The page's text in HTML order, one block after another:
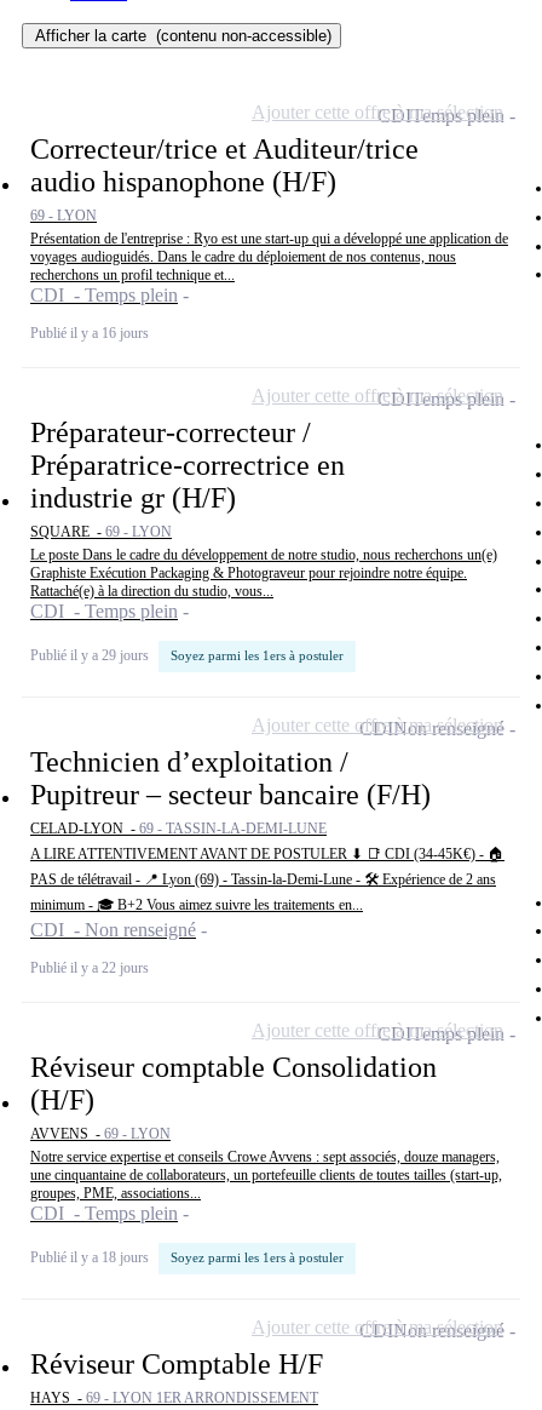
Afficher la carte (contenu non-accessible)
Correcteur/trice et Auditeur/trice
audio hispanophone (H/F)
69 - LYON
Présentation de l'entreprise : Ryo est une start-up qui a développé une application de
voyages audioguidés. Dans le cadre du déploiement de nos contenus, nous
recherchons un profil technique et...
CDI - Temps plein
Publié il y a 16 jours
CDITemps plein
Ajouter cette offre à ma sélection
Préparateur-correcteur /
Préparatrice-correctrice en
industrie gr (H/F)
SQUARE - 69 - LYON
Le poste Dans le cadre du développement de notre studio, nous recherchons un(e)
Graphiste Exécution Packaging & Photograveur pour rejoindre notre équipe.
Rattaché(e) à la direction du studio, vous...
CDI - Temps plein
Publié il y a 29 jours Soyez parmi les 1ers à postuler
CDITemps plein
Ajouter cette offre à ma sélection
Technicien d’exploitation /
Pupitreur – secteur bancaire (F/H)
CELAD-LYON - 69 - TASSIN-LA-DEMI-LUNE
A LIRE ATTENTIVEMENT AVANT DE POSTULER ⬇ 📑 CDI (34-45K€) - 🏠
PAS de télétravail - 📍 Lyon (69) - Tassin-la-Demi-Lune - 🛠 Expérience de 2 ans
minimum - 🎓 B+2 Vous aimez suivre les traitements en...
CDI - Non renseigné
Publié il y a 22 jours
CDINon renseigné
Ajouter cette offre à ma sélection
Réviseur comptable Consolidation
(H/F)
AVVENS - 69 - LYON
Notre service expertise et conseils Crowe Avvens : sept associés, douze managers,
une cinquantaine de collaborateurs, un portefeuille clients de toutes tailles (start-up,
groupes, PME, associations...
CDI - Temps plein
Publié il y a 18 jours Soyez parmi les 1ers à postuler
CDITemps plein
Ajouter cette offre à ma sélection
Réviseur Comptable H/F
HAYS - 69 - LYON 1ER ARRONDISSEMENT
CDINon renseigné
Ajouter cette offre à ma sélection